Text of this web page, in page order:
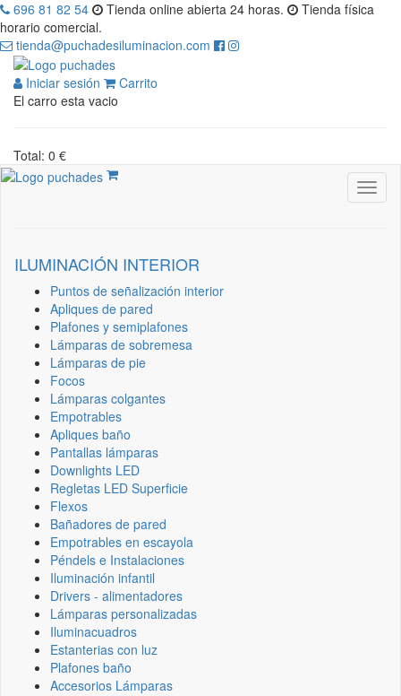
696 81 82 54 Tienda online abierta 24 horas.
Tienda física
horario comercial.
tienda@puchadesiluminacion.com
Iniciar sesión
Carrito
El carro esta vacio
Total: 0 €
ILUMINACIÓN INTERIOR
Puntos de señalización interior
Apliques de pared
Plafones y semiplafones
Lámparas de sobremesa
Lámparas de pie
Focos
Lámparas colgantes
Empotrables
Apliques baño
Pantallas lámparas
Downlights LED
Regletas LED Superficie
Flexos
Bañadores de pared
Empotrables en escayola
Péndels e Instalaciones
Iluminación infantil
Drivers - alimentadores
Lámparas personalizadas
Iluminacuadros
Estanterias con luz
Plafones baño
Accesorios Lámparas